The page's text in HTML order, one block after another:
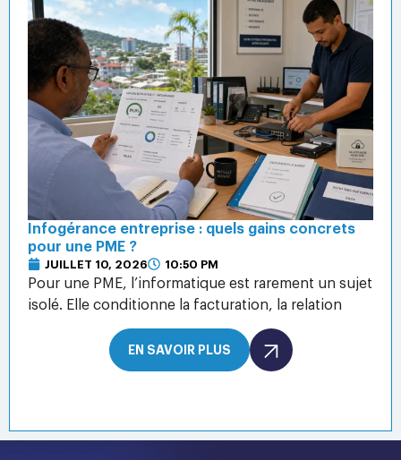
Infogérance entreprise : quels gains concrets
pour une PME ?
JUILLET 10, 2026 10:50 PM
Pour une PME, l’informatique est rarement un sujet
isolé. Elle conditionne la facturation, la relation
EN SAVOIR PLUS